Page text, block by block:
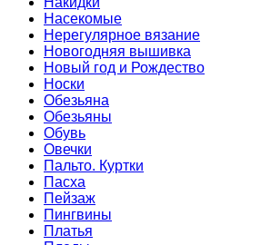
Насекомые
Нерегулярное вязание
Новогодняя вышивка
Новый год и Рождество
Носки
Обезьяна
Обезьяны
Обувь
Овечки
Пальто. Куртки
Пасха
Пейзаж
Пингвины
Платья